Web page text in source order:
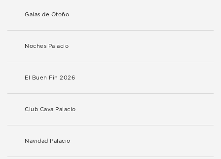
Galas de Otoño
Noches Palacio
El Buen Fin 2026
Club Cava Palacio
Navidad Palacio